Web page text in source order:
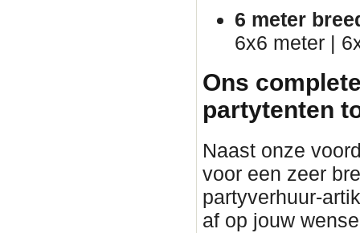
6 meter
6x6 meter |
Ons
partytenten
Naast onze
voor een zeer
partyverhuur-
af op jouw